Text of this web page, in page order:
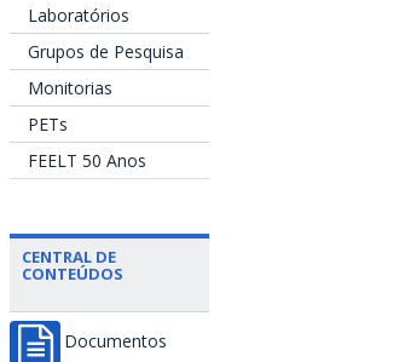
Laboratórios
Grupos de Pesquisa
Monitorias
PETs
FEELT 50 Anos
CENTRAL DE
CONTEÚDOS
Documentos